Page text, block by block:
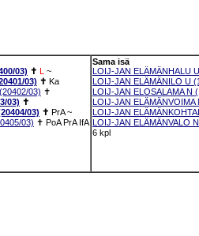
03) ✝ L ~
03) ✝ Ka
03) ✝
03) ✝
03) ✝ PrA ~
03) ✝ PoA PrA IfA
Sama isä
LOIJ-JAN ELÄMÄNHALU
LOIJ-JAN ELÄMÄNILO U
LOIJ-JAN ELOSALAMA N
LOIJ-JAN ELÄMÄNVOIMA
LOIJ-JAN
LOIJ-JAN ELÄMÄNVALO
6 kpl